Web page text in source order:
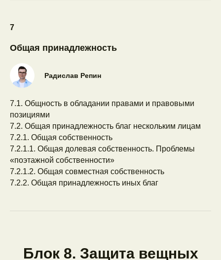
7
Общая принадлежность
Радислав Репин
7.1. Общность в обладании правами и правовыми
позициями
7.2. Общая принадлежность благ нескольким лицам
7.2.1. Общая собственность
7.2.1.1. Общая долевая собственность. Проблемы
«поэтажной собственности»
7.2.1.2. Общая совместная собственность
7.2.2. Общая принадлежность иных благ
Блок 8. Защита вещных
Общий
PDF-конспекты
Списки научных источников
Презентации
Материалы
Сейчас —200 000 ₽